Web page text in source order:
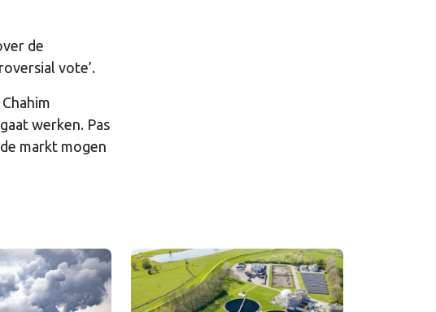
de
vote’.
werken. Pas
markt mogen